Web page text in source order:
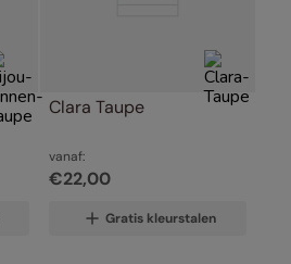
Clara Taupe
vanaf:
€22,00
Gratis kleurstalen